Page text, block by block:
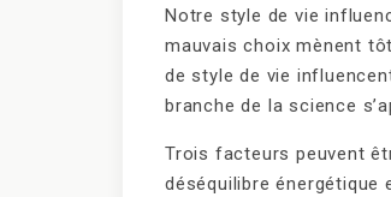
Notre style de vie
mauvais choix mènent
de style de vie
branche de la science
Trois facteurs peuvent
déséquilibre énergétique